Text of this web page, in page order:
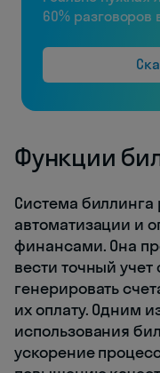
60% разговоров
Функции
Система биллинга
автоматизации и
финансами. Она
вести точный
генерировать
их оплату. Одним
использования
ускорение